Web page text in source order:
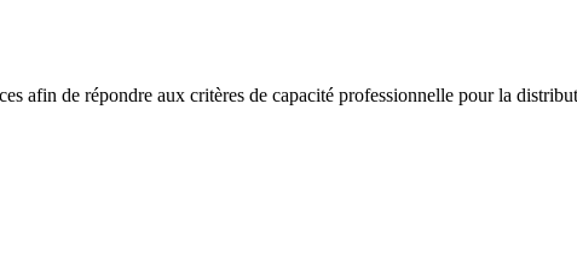
afin de répondre aux critères de capacité professionnelle pour la